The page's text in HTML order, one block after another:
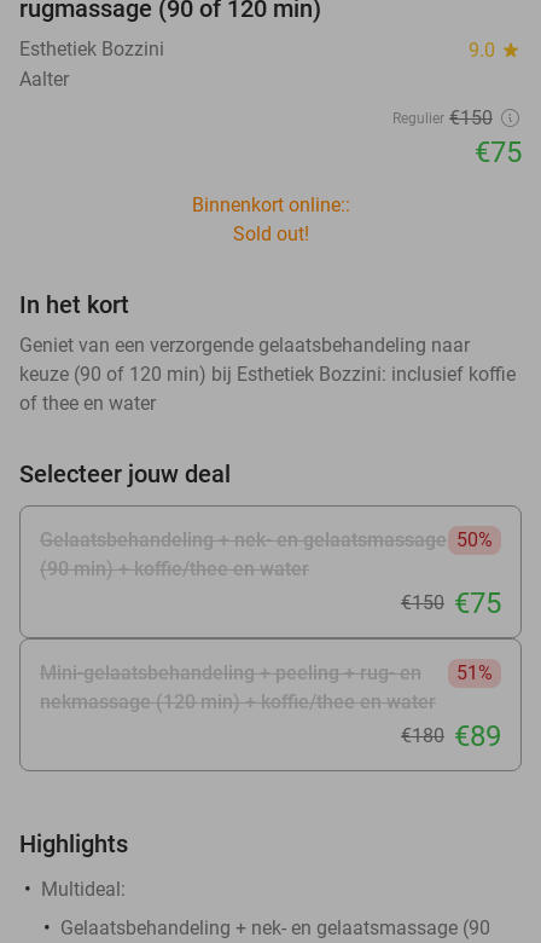
rugmassage (90 of 120 min)
Esthetiek Bozzini 9.0 star
Aalter
Regulier €150
€75
Binnenkort online::
Sold out!
In het kort
Geniet van een verzorgende gelaatsbehandeling naar
keuze (90 of 120 min) bij Esthetiek Bozzini: inclusief koffie
of thee en water
Selecteer jouw deal
Gelaatsbehandeling + nek- en gelaatsmassage
(90 min) + koffie/thee en water
50%
€150 €75
Mini-gelaatsbehandeling + peeling + rug- en
nekmassage (120 min) + koffie/thee en water
51%
€180 €89
Highlights
Multideal:
Gelaatsbehandeling + nek- en gelaatsmassage (90